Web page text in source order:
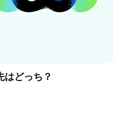
はどっち？